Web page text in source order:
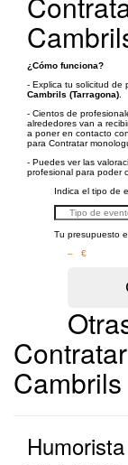
¿Cómo funciona?
- Explica tu solicitud de
Cambrils (Tarragona)
- Cientos de
alrededores van a
a poner en contacto
para Contratar
- Puedes ver las
profesional para poder
Indica el tipo de
Tu presupuesto
– €